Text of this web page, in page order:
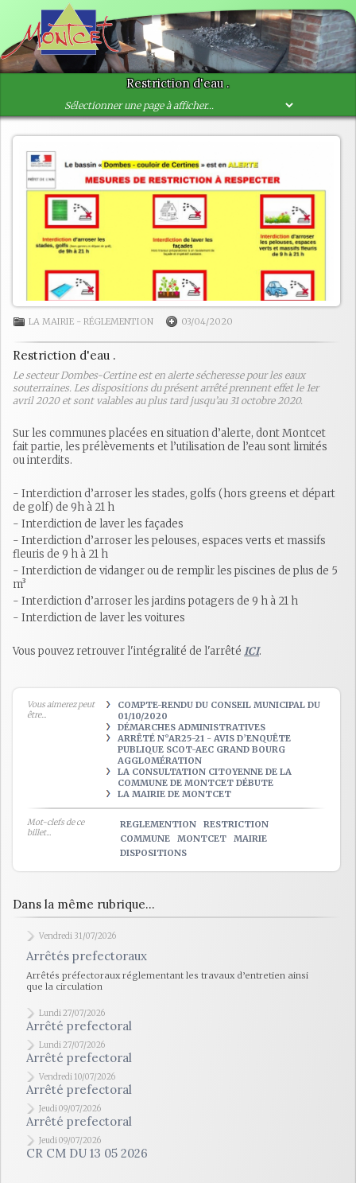
Restriction d'eau .
LA MAIRIE - RÉGLEMENTION 03/04/2020
Restriction d'eau .
Le secteur Dombes-Certine est en alerte sécheresse pour les eaux
souterraines. Les dispositions du présent arrêté prennent effet le 1er
avril 2020 et sont valables au plus tard jusqu’au 31 octobre 2020.
Sur les communes placées en situation d’alerte, dont Montcet
fait partie, les prélèvements et l’utilisation de l’eau sont limités
ou interdits.
- Interdiction d’arroser les stades, golfs (hors greens et départ
de golf) de 9h à 21 h
- Interdiction de laver les façades
- Interdiction d’arroser les pelouses, espaces verts et massifs
fleuris de 9 h à 21 h
- Interdiction de vidanger ou de remplir les piscines de plus de 5
m³
- Interdiction d’arroser les jardins potagers de 9 h à 21 h
- Interdiction de laver les voitures
Vous pouvez retrouver l'intégralité de l'arrêté ICI.
Vous aimerez peut
être...
COMPTE-RENDU DU CONSEIL MUNICIPAL DU
01/10/2020
DÉMARCHES ADMINISTRATIVES
ARRÊTÉ N°AR25-21 - AVIS D’ENQUÊTE
PUBLIQUE SCOT-AEC GRAND BOURG
AGGLOMÉRATION
LA CONSULTATION CITOYENNE DE LA
COMMUNE DE MONTCET DÉBUTE
LA MAIRIE DE MONTCET
Mot-clefs de ce
billet...
REGLEMENTION
RESTRICTION
COMMUNE
MONTCET
MAIRIE
DISPOSITIONS
Dans la même rubrique...
Vendredi 31/07/2026
Arrêtés prefectoraux
Arrêtés préfectoraux réglementant les travaux d’entretien ainsi
que la circulation
Lundi 27/07/2026
Arrêté prefectoral
Lundi 27/07/2026
Arrêté prefectoral
Vendredi 10/07/2026
Arrêté prefectoral
Jeudi 09/07/2026
Arrêté prefectoral
Jeudi 09/07/2026
CR CM DU 13 05 2026